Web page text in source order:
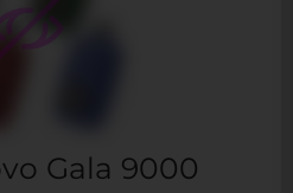
Gala 9000